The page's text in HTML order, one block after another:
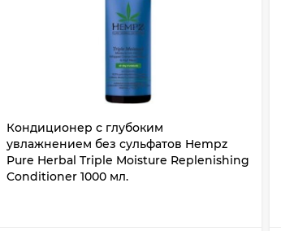
Кондиционер с глубоким
увлажнением без сульфатов Hempz
Pure Herbal Triple Moisture Replenishing
Conditioner 1000 мл.